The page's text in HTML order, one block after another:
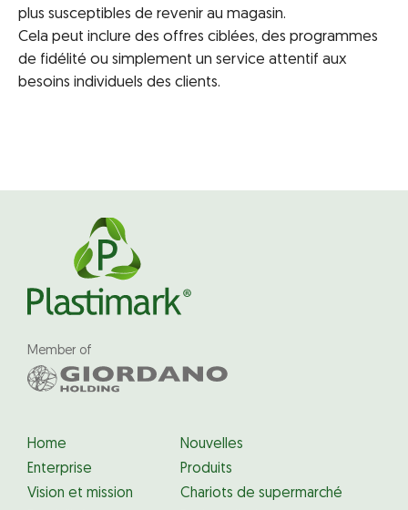
plus susceptibles de revenir au magasin.
Cela peut inclure des offres ciblées, des programmes
de fidélité ou simplement un service attentif aux
besoins individuels des clients.
Member of
Home
Enterprise
Vision et mission
Nouvelles
Produits
Chariots de supermarché